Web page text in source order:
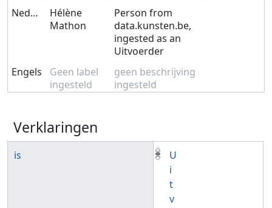
Nederlands
Hélène
Mathon
Person from
data.kunsten.be,
ingested as an
Uitvoerder
Engels
Geen label
ingesteld
geen beschrijving
ingesteld
Verklaringen
is
U
i
t
v